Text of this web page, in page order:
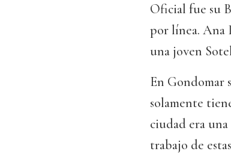
Oficial fue su
por línea. Ana
una joven
En Gondomar
solamente
ciudad era
trabajo de